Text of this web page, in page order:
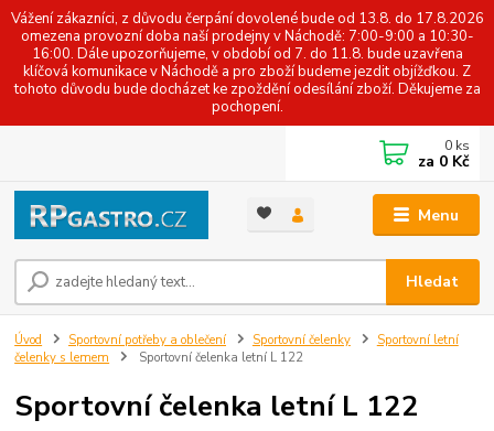
Vážení zákazníci, z důvodu čerpání dovolené bude od 13.8. do 17.8.2026
omezena provozní doba naší prodejny v Náchodě: 7:00-9:00 a 10:30-
16:00. Dále upozorňujeme, v období od 7. do 11.8. bude uzavřena
klíčová komunikace v Náchodě a pro zboží budeme jezdit objížďkou. Z
tohoto důvodu bude docházet ke zpoždění odesílání zboží. Děkujeme za
pochopení.
Menu
Hledat
0 ks
za 0 Kč
Úvod Sportovní potřeby a oblečení Sportovní čelenky
Sportovní letní
čelenky s lemem
Sportovní čelenka letní L 122
Sportovní čelenka letní L 122